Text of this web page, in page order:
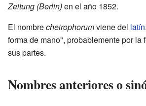
Zeitung (Berlin)en el año 1852.
El nombrecheirophorumviene del latín
forma de mano", probablemente por la
sus partes.
Nombres anteriores o